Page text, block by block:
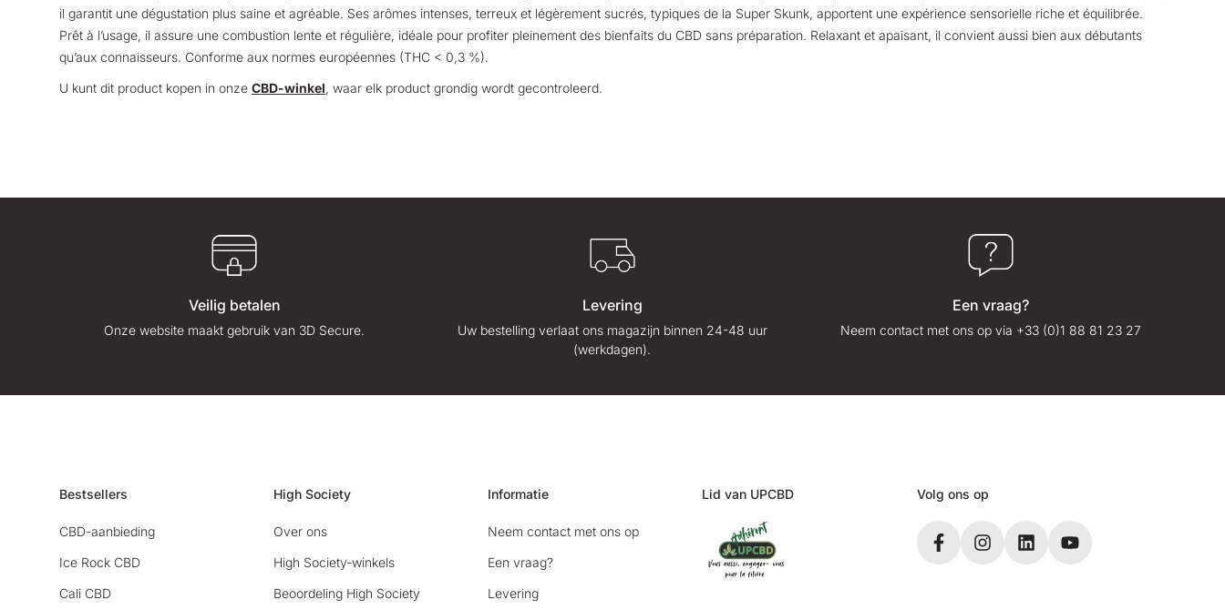
il garantit une dégustation plus saine et agréable. Ses arômes intenses, terreux et légèrement sucrés, typiques de la Super Skunk, apportent une expérience sensorielle riche et équilibrée.
Prêt à l’usage, il assure une combustion lente et régulière, idéale pour profiter pleinement des bienfaits du CBD sans préparation. Relaxant et apaisant, il convient aussi bien aux débutants
qu’aux connaisseurs. Conforme aux normes européennes (THC < 0,3 %).
U kunt dit product kopen in onze CBD-winkel, waar elk product grondig wordt gecontroleerd.
Veilig betalen
Onze website maakt gebruik van 3D Secure.
Levering
Uw bestelling verlaat ons magazijn binnen 24-48 uur
(werkdagen).
Een vraag?
Neem contact met ons op via +33 (0)1 88 81 23 27
Bestsellers
CBD-aanbieding
Ice Rock CBD
Cali CBD
High Society
Over ons
High Society-winkels
Beoordeling High Society
Informatie
Neem contact met ons op
Een vraag?
Levering
Lid van UPCBD Volg ons op